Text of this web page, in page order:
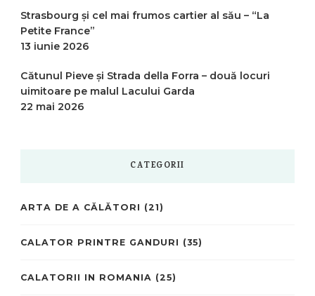
Strasbourg și cel mai frumos cartier al său – “La
Petite France”
13 iunie 2026
Cătunul Pieve și Strada della Forra – două locuri
uimitoare pe malul Lacului Garda
22 mai 2026
CATEGORII
ARTA DE A CĂLĂTORI (21)
CALATOR PRINTRE GANDURI (35)
CALATORII IN ROMANIA (25)